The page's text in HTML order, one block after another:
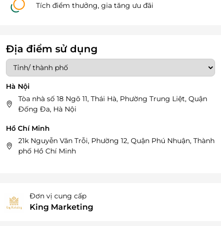
Tích điểm thưởng, gia tăng ưu đãi
Địa điểm sử dụng
Hà Nội
Tòa nhà số 18 Ngõ 11, Thái Hà, Phường Trung Liệt, Quận
Đống Đa, Hà Nội
Hồ Chí Minh
21k Nguyễn Văn Trỗi, Phường 12, Quận Phú Nhuận, Thành
phố Hồ Chí Minh
Đơn vị cung cấp
King Marketing